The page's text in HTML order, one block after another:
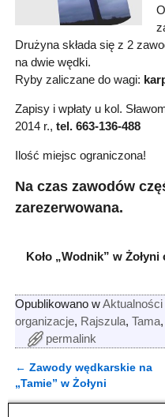
Drużyna składa się z 2
na dwie wędki.
Ryby zaliczane do wagi:
Zapisy i wpłaty u kol.
2014 r., tel. 663-136-488
Ilość miejsc ograniczona!
Na czas zawodów
zarezerwowana.
Koło „Wodnik” w
Opublikowano w Aktualności
organizacje, Rajszula, Tama,
permalink
Nawigacja
← Zawody wędkarskie na
„Tamie” w Żołyni